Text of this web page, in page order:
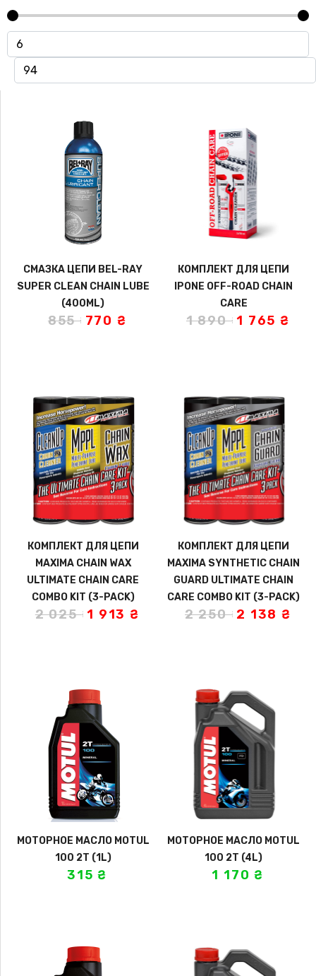
CМАЗКА ЦЕПИ BEL-RAY
SUPER CLEAN CHAIN LUBE
(400ML)
855₴ 770 ₴
КОМПЛЕКТ ДЛЯ ЦЕПИ
IPONE OFF-ROAD CHAIN
CARE
1 890₴ 1 765 ₴
КОМПЛЕКТ ДЛЯ ЦЕПИ
MAXIMA CHAIN WAX
ULTIMATE CHAIN CARE
COMBO KIT (3-PACK)
2 025₴ 1 913 ₴
КОМПЛЕКТ ДЛЯ ЦЕПИ
MAXIMA SYNTHETIC CHAIN
GUARD ULTIMATE CHAIN
CARE COMBO KIT (3-PACK)
2 250₴ 2 138 ₴
МОТОРНОЕ МАСЛО MOTUL
100 2T (1L)
315₴
МОТОРНОЕ МАСЛО MOTUL
100 2T (4L)
1 170₴